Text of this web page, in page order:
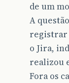
de um
A
registrar
o Jira,
realizou
Fora os